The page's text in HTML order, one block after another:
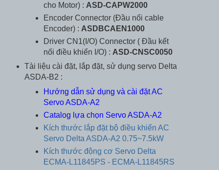
cho Motor) : ASD-CAPW2000
Encoder Connector (Đầu nối cable
Encoder) : ASDBCAEN1000
Driver CN1(I/O) Connector ( Đầu kết
nối điều khiển I/O) : ASD-CNSC0050
Tài liệu cài đặt, lắp đặt, sử dụng servo Delta
ASDA-B2 :
Hướng dẫn sử dụng và cài đặt AC
Servo ASDA-A2
Catalog lựa chọn Servo ASDA-A2
Kích thước lắp đặt bộ điều khiển AC
Servo Delta ASDA-A2 0.75~7.5kW
Kích thước động cơ Servo Delta
ECMA-L11845PS - ECMA-L11845RS